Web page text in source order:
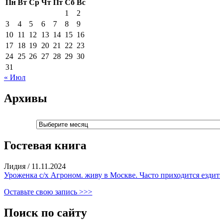
Пн Вт Ср Чт Пт Сб Вс
1
2
3
4 5 6 7 8
9
10 11 12 13 14 15 16
17 18 19 20 21 22 23
24 25 26 27 28 29 30
31
« Июл
Архивы
Гостевая книга
Лидия / 11.11.2024
Уроженка с/х Агроном. живу в Москве. Часто приходится
Оставьте свою запись >>>
Поиск по сайту